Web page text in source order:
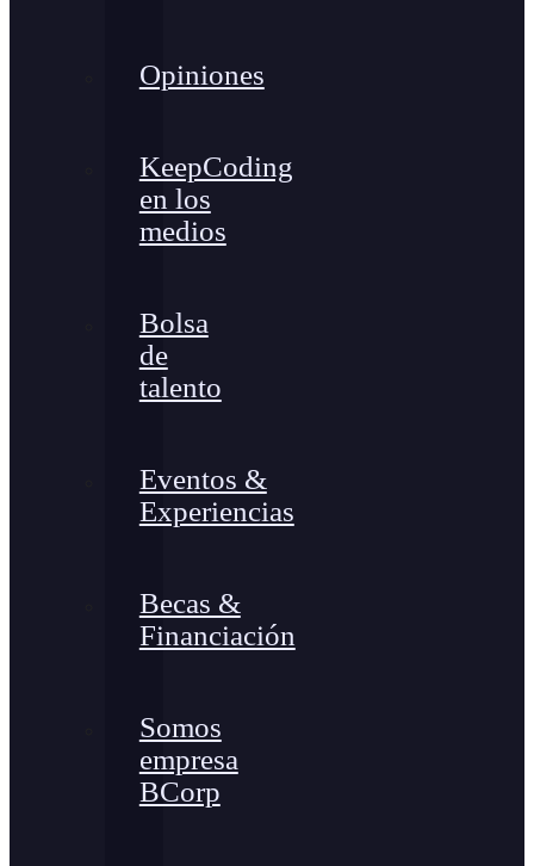
Opiniones
KeepCoding
en los
medios
Bolsa
de
talento
Eventos &
Experiencias
Becas &
Financiación
Somos
empresa
BCorp